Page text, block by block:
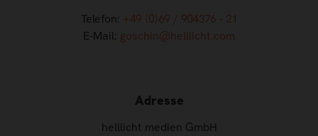
Telefon: +49 (0)69 / 904376 - 21
E-Mail: goschin@helllicht.com
Adresse
helllicht medien GmbH